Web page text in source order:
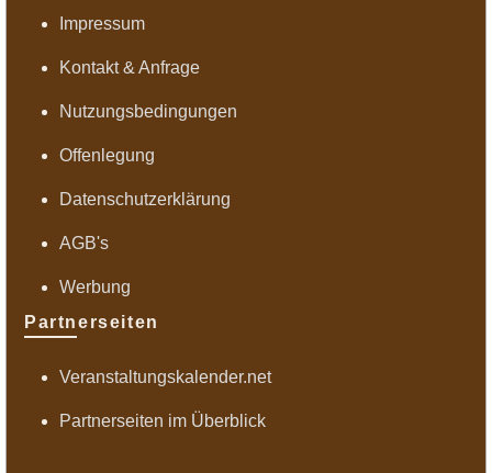
Impressum
Kontakt & Anfrage
Nutzungsbedingungen
Offenlegung
Datenschutzerklärung
AGB's
Werbung
Partnerseiten
Veranstaltungskalender.net
Partnerseiten im Überblick